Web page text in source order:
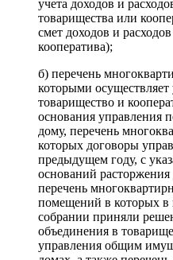
учета доходов и
товарищества или
смет доходов и
кооператива);
б) перечень
которыми
товарищество и
основания управления
дому, перечень
которых договоры
предыдущем году, с
оснований
перечень
помещений в которых
собрании приняли
объединения в
управления общим